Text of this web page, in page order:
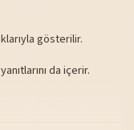
gösterilir.
da içerir.